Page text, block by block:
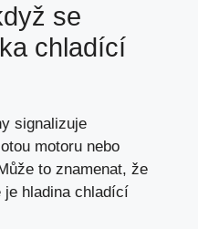
se
chladící
signalizuje
motoru nebo
to znamenat, že
je hladina chladící